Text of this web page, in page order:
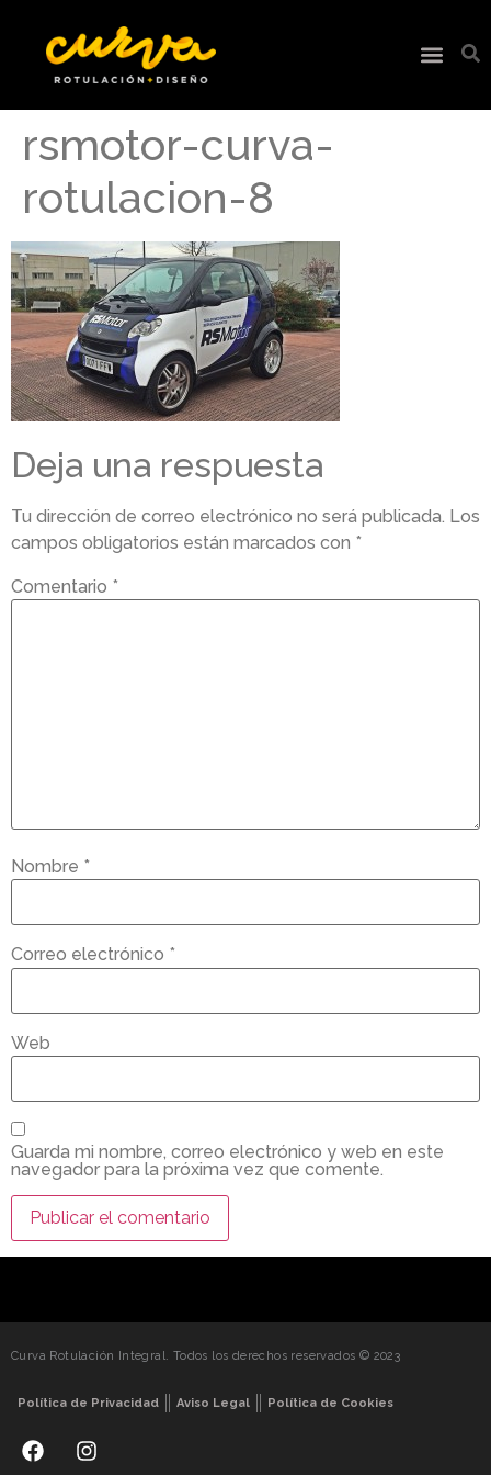
rsmotor-curva-
rotulacion-8
Deja una respuesta
Tu dirección de correo electrónico no será publicada. Los
campos obligatorios están marcados con *
Comentario *
Nombre *
Correo electrónico *
Web
Guarda mi nombre, correo electrónico y web en este
navegador para la próxima vez que comente.
Curva Rotulación Integral. Todos los derechos reservados © 2023
Política de Privacidad Aviso Legal Política de Cookies